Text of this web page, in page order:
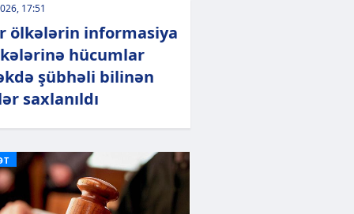
17:51
ölkələrin informasiya
hücumlar
şübhəli bilinən
saxlanıldı